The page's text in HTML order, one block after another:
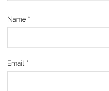
Name *
Email *